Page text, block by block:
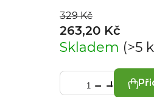
329 Kč
263,20 Kč
Skladem (>5